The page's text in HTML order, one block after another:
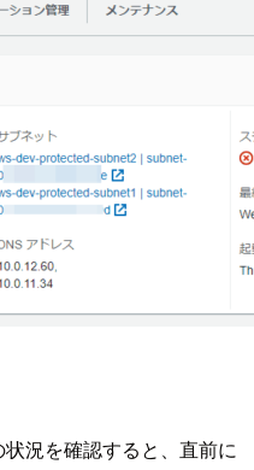
況を確認すると、直前に